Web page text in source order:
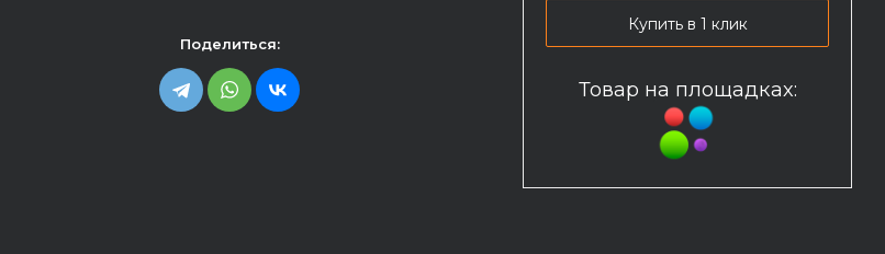
Поделиться:
Купить в 1 клик
Товар на площадках: